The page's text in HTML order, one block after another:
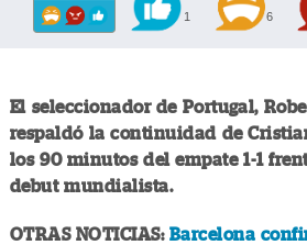
1 6
El seleccionador de Portugal,
respaldó la continuidad de
los 90 minutos del empate 1-1
debut mundialista.
OTRAS NOTICIAS: Barcelona